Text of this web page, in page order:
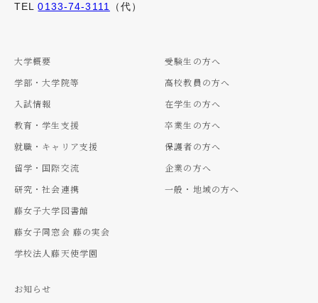
TEL0133-74-3111 （代）
大学概要
学部・大学院等
入試情報
教育・学生支援
就職・キャリア支援
留学・国際交流
研究・社会連携
藤女子大学図書館
藤女子同窓会 藤の実会
学校法人藤天使学園
受験生の方へ
高校教員の方へ
在学生の方へ
卒業生の方へ
保護者の方へ
企業の方へ
一般・地域の方へ
お知らせ